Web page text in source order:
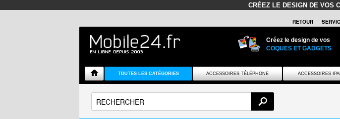
CRÉEZ LE DESIGN DE VOS
RETOUR
Créez le design de vos
COQUES ET GADGETS
TOUTES LES CATÉGORIES ACCESSOIRES TÉLÉPHONE ACCESSOIRES